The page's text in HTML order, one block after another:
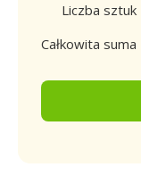
Liczba sztuk
Całkowita suma